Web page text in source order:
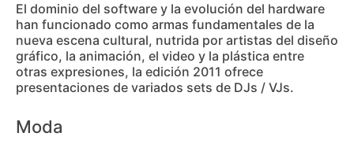
El dominio del software y la evolución del hardware
han funcionado como armas fundamentales de la
nueva escena cultural, nutrida por artistas del diseño
gráfico, la animación, el video y la plástica entre
otras expresiones, la edición 2011 ofrece
presentaciones de variados sets de DJs / VJs.
Moda